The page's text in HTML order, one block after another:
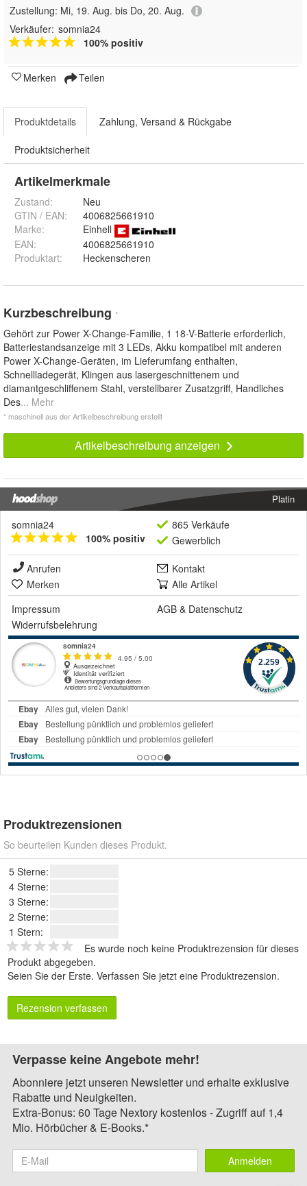
Zustellung: Mi, 19. Aug. bis Do, 20. Aug.
Verkäufer: somnia24
100% positiv
Merken Teilen
Produktdetails Zahlung, Versand & Rückgabe
Produktsicherheit
Artikelmerkmale
Zustand:
Neu
GTIN / EAN:
4006825661910
Marke:
Einhell
EAN:
4006825661910
Produktart: Heckenscheren
Kurzbeschreibung *
Gehört zur Power X-Change-Familie, 1 18-V-Batterie erforderlich,
Batteriestandsanzeige mit 3 LEDs, Akku kompatibel mit anderen
Power X-Change-Geräten, im Lieferumfang enthalten,
Schnellladegerät, Klingen aus lasergeschnittenem und
diamantgeschliffenem Stahl, verstellbarer Zusatzgriff, Handliches
Des... Mehr
* maschinell aus der Artikelbeschreibung erstellt
Artikelbeschreibung anzeigen
Platin
somnia24
100% positiv
865 Verkäufe
Gewerblich
Anrufen
Kontakt
Merken
Alle Artikel
Impressum
AGB & Datenschutz
Widerrufsbelehrung
Produktrezensionen
So beurteilen Kunden dieses Produkt.
5 Sterne:
4 Sterne:
3 Sterne:
2 Sterne:
1 Stern:
Es wurde noch keine Produktrezension für dieses
Produkt abgegeben.
Seien Sie der Erste. Verfassen Sie jetzt eine Produktrezension.
Rezension verfassen
Verpasse keine Angebote mehr!
Abonniere jetzt unseren Newsletter und erhalte exklusive
Rabatte und Neuigkeiten.
Extra-Bonus: 60 Tage Nextory kostenlos - Zugriff auf 1,4
Mio. Hörbücher & E-Books.*
Anmelden